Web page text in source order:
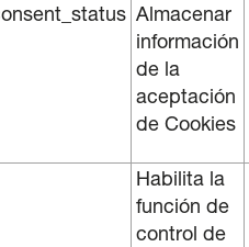
Almacenar
información
de la
aceptación
de Cookies
Habilita la
función de
control de